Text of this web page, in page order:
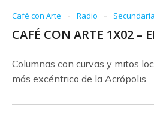
Café con Arte - Radio - Secundaria
CAFÉ CON ARTE 1X02 –
Columnas con curvas y mitos
más excéntrico de la Acrópolis.